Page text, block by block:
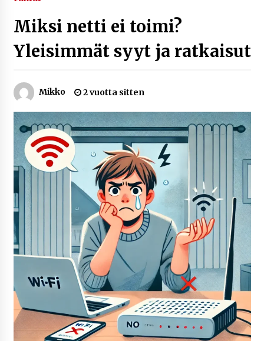
5 päivää sitten
Matti Koivisto toimittaja ikä – mitä Ylen
6 päivää sitten
Netflix, YouTube, TikTok, pelit ja nettikasinot
osana samaa ilmiötä
1 viikko sitten
Jaakko Selin puoliso Simo – pitkä
rakkaustarina, elämäntyö ja ura
2 viikkoa sitten
Näin pikakasinot nopeuttavat kotiutuksia
modernin maksuteknologian avulla
2 viikkoa sitten
Nina Rung – rikollisuuden tutkija ja väkivallan
ehkäisyn näkyvä ääni
2 viikkoa sitten
Miksi netti ei toimi?
Yleisimmät syyt ja ratkaisut
Mikko 2 vuotta sitten